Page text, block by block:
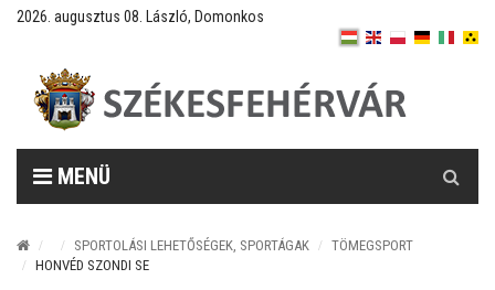
2026. augusztus 08. László, Domonkos
MENÜ
SPORTOLÁSI LEHETŐSÉGEK, SPORTÁGAK
TÖMEGSPORT
HONVÉD SZONDI SE